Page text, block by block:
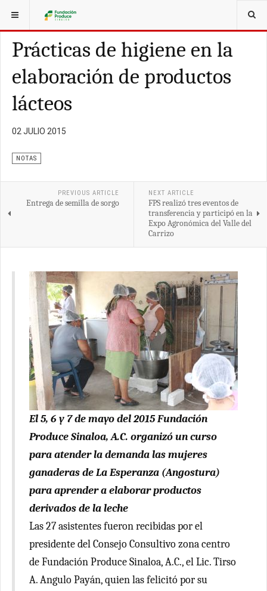
ESTÁ AQUÍ: ARTÍCULOS
Prácticas de higiene en la
elaboración de productos
lácteos
02 JULIO 2015
NOTAS
PREVIOUS ARTICLE
Entrega de semilla de sorgo
NEXT ARTICLE
FPS realizó tres eventos de
transferencia y participó en la
Expo Agronómica del Valle del
Carrizo
El 5, 6 y 7 de mayo del 2015 Fundación
Produce Sinaloa, A.C. organizó un curso
para atender la demanda las mujeres
ganaderas de La Esperanza (Angostura)
para aprender a elaborar productos
derivados de la leche
Las 27 asistentes fueron recibidas por el
presidente del Consejo Consultivo zona centro
de Fundación Produce Sinaloa, A.C., el Lic. Tirso
A. Angulo Payán, quien las felicitó por su